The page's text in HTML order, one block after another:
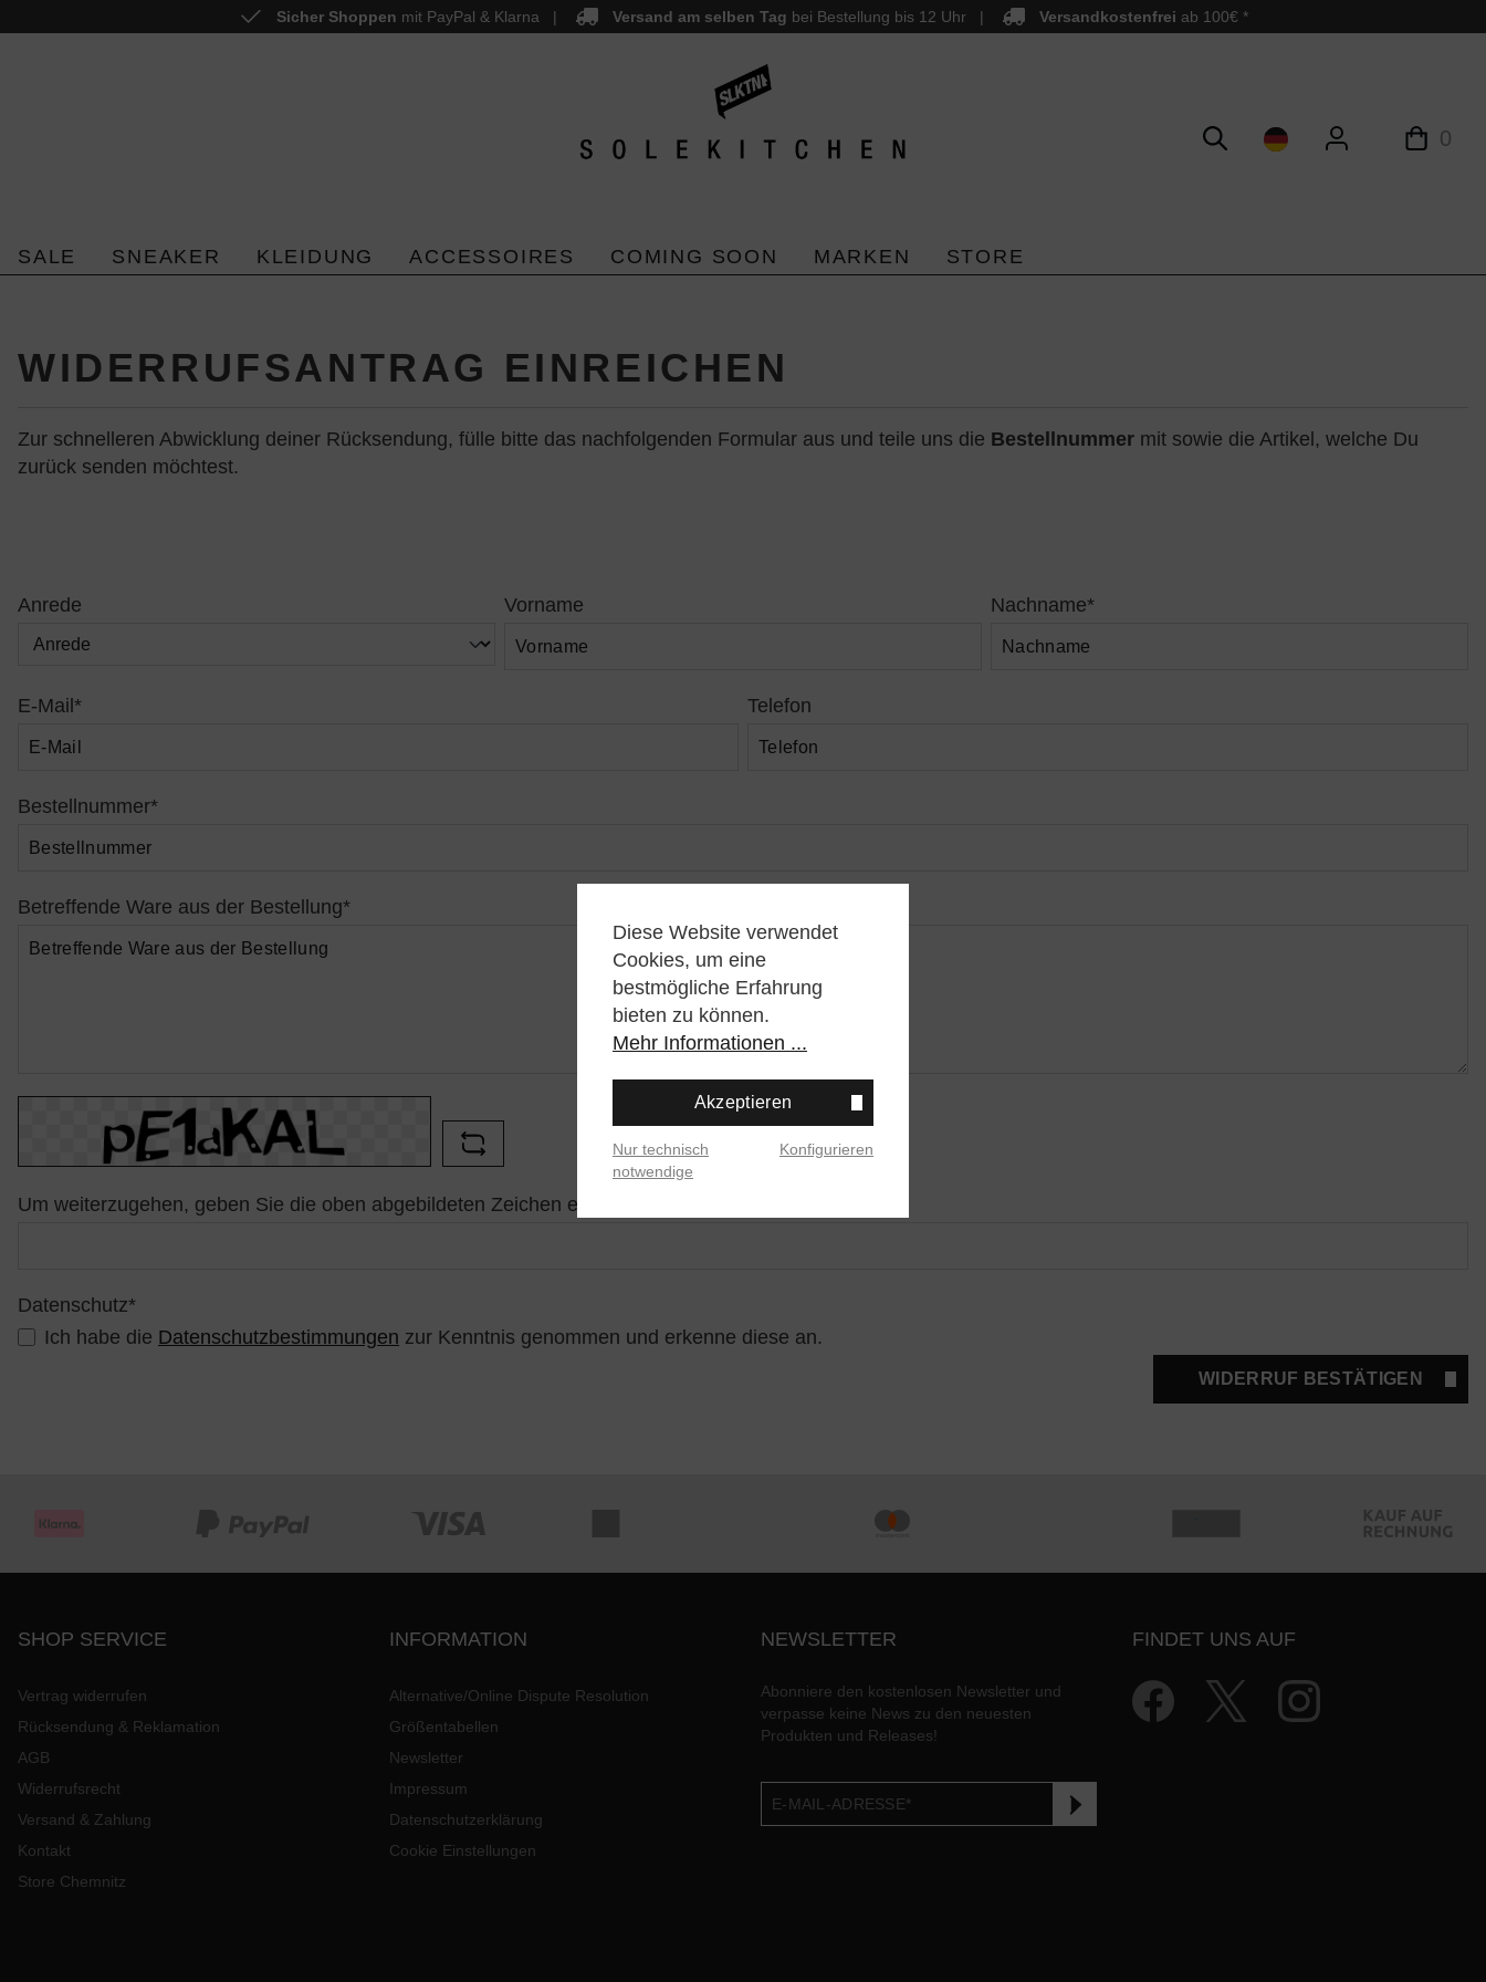
Zur Hauptnavigation springen
Sicher Shoppen mit PayPal & Klarna Versand am selben Tag bei Bestellung bis 12 Uhr Versandkostenfrei ab 100€ *
0
SALE SNEAKER KLEIDUNG ACCESSOIRES COMING SOON MARKEN STORE
WIDERRUFSANTRAG EINREICHEN
Zur schnelleren Abwicklung deiner Rücksendung, fülle bitte das nachfolgenden Formular aus und teile uns die Bestellnummer mit sowie die Artikel, welche Du
zurück senden möchtest.
Anrede Vorname Nachname*
E-Mail* Telefon
Bestellnummer*
Betreffende Ware aus der Bestellung*
Um weiterzugehen, geben Sie die oben abgebildeten Zeichen ein*
Datenschutz*
Ich habe die Datenschutzbestimmungen zur Kenntnis genommen und erkenne diese an.
WIDERRUF BESTÄTIGEN
SHOP SERVICE
Vertrag widerrufen
Rücksendung & Reklamation
AGB
Widerrufsrecht
Versand & Zahlung
Kontakt
Store Chemnitz
INFORMATION
Alternative/Online Dispute Resolution
Größentabellen
Newsletter
Impressum
Datenschutzerklärung
Cookie Einstellungen
NEWSLETTER
Abonniere den kostenlosen Newsletter und
verpasse keine News zu den neuesten
Produkten und Releases!
FINDET UNS AUF
Diese Website verwendet
Cookies, um eine
bestmögliche Erfahrung
bieten zu können.
Mehr Informationen ...
Akzeptieren
Nur technisch
notwendige
Konfigurieren